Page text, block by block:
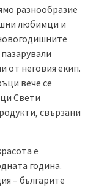
разнообразие
любимци и
от неговия екип.
вече се
Свети
свързани
е
година.
– българите